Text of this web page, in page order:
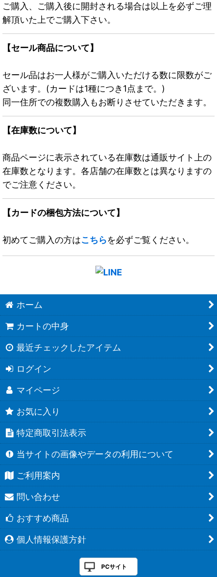
ご購入、ご購入後に開封される場合は以上を必ずご理
解頂いた上でご購入下さい。
【セール商品について】
セール品はお一人様がご購入いただける数に限数がご
ざいます。(カードは1種につき1点まで。)
同一住所での複数購入もお断りさせていただきます。
【在庫数について】
商品ページに表示されている在庫数は通販サイト上の
在庫数となります。各店舗の在庫数とは異なりますの
でご注意ください。
【カードの梱包方法について】
初めてご購入の方はこちらを必ずご覧ください。
ホーム
カートの中身
最近チェックしたアイテム
ログイン
マイページ
お気に入り
特定商取引法表示
当サイトの画像やデータの利用について
ご利用案内
問い合わせ
おすすめ商品
個人情報保護方針
PCサイト